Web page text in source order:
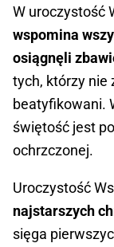
W uroczystość
wspomina
osiągnęli
tych, którzy nie
beatyfikowani.
świętość jest
ochrzczonej.
Uroczystość
najstarszych
sięga